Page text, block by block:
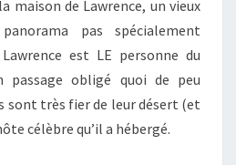
maison de Lawrence, un vieux
pas spécialement
est LE personne du
passage obligé quoi de peu
sont très fier de leur désert (et
célèbre qu’il a hébergé.